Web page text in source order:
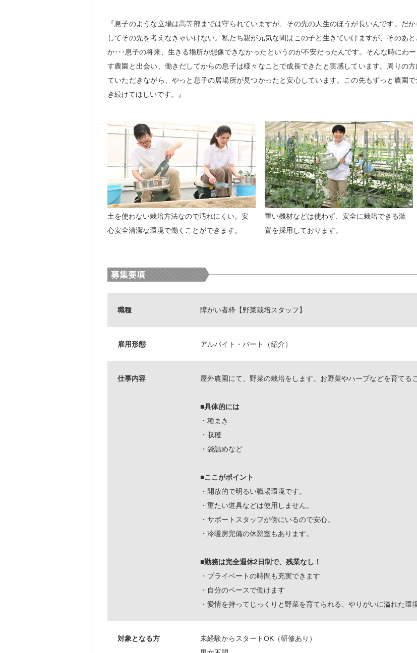
『息子のような立場は高等部までは守られていますが、その先の人生のほうが長いんです。だか
してその先を考えなきゃいけない。私たち親が元気な間はこの子と生きていけますが、そのあと
か･･･息子の将来、生きる場所が想像できなかったというのが不安だったんです。そんな時にわ
す農園と出会い、働きだしてからの息子は様々なことで成長できたと実感しています。周りの方
ていただきながら、やっと息子の居場所が見つかったと安心しています。この先もずっと農園で
き続けてほしいです。』
土を使わない栽培方法なので汚れにくい。安
心安全清潔な環境で働くことができます。
重い機材などは使わず、安全に栽培できる装
置を採用しております。
職種 障がい者枠【野菜栽培スタッフ】
雇用形態 アルバイト・パート（紹介）
仕事内容 屋外農園にて、野菜の栽培をします。お野菜やハーブなどを育てる
■具体的には
・種まき
・収穫
・袋詰めなど
■ここがポイント
・開放的で明るい職場環境です。
・重たい道具などは使用しません。
・サポートスタッフが傍にいるので安心。
・冷暖房完備の休憩室もあります。
■勤務は完全週休2日制で、残業なし！
・プライベートの時間も充実できます
・自分のペースで働けます
・愛情を持ってじっくりと野菜を育てられる、やりがいに溢れた環
対象となる方
未経験からスタートOK（研修あり）